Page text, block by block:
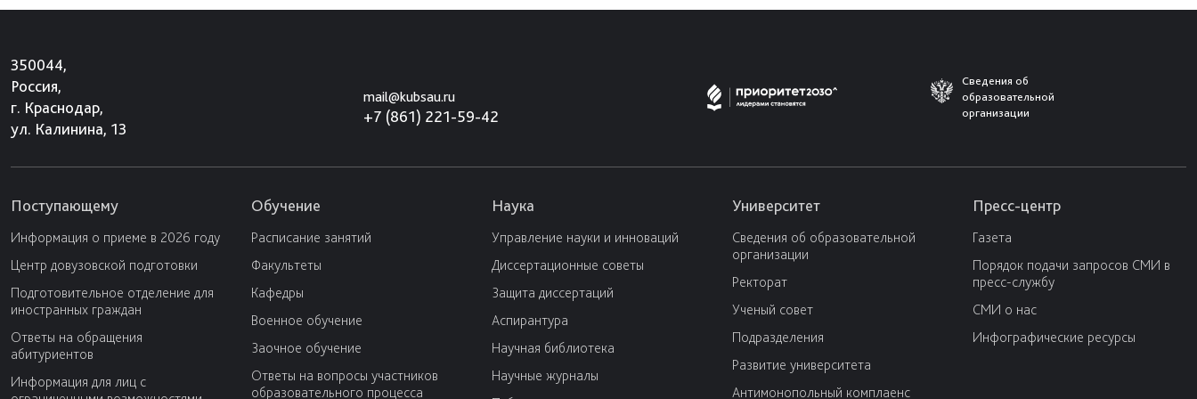
350044,
Россия,
г. Краснодар,
ул. Калинина, 13
mail@kubsau.ru
+7 (861) 221-59-42
Сведения об
образовательной
организации
Поступающему
Информация о приеме в 2026 году
Центр довузовской подготовки
Подготовительное отделение для
иностранных граждан
Ответы на обращения
абитуриентов
Информация для лиц с
Обучение
Расписание занятий
Факультеты
Кафедры
Военное обучение
Заочное обучение
Ответы на вопросы участников
образовательного процесса
Наука
Управление науки и инноваций
Диссертационные советы
Защита диссертаций
Аспирантура
Научная библиотека
Научные журналы
Университет
Сведения об образовательной
организации
Ректорат
Ученый совет
Подразделения
Развитие университета
Антимонопольный комплаенс
Пресс-центр
Газета
Порядок подачи запросов СМИ в
пресс-службу
СМИ о нас
Инфографические ресурсы